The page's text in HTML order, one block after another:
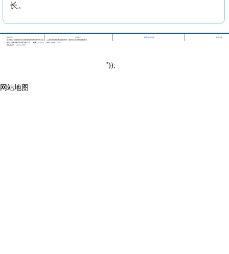
长。
网站管理 访问统计 联系pg电玩城
站点地图
主办单位：国家税务总局海南省税务局网站管理办公室
pg游戏库最新版本的版权所有：国家税务总局海南省税务局
地址：海南省海口市龙昆北路10号
邮编：570125
电话：0898-12366
网站标识码：bm29210001
"));
网站地图